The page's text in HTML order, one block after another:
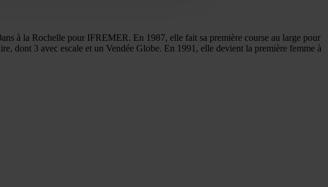
à la Rochelle pour IFREMER. En 1987, elle fait sa première course au large pour
dont 3 avec escale et un Vendée Globe. En 1991, elle devient la première femme à